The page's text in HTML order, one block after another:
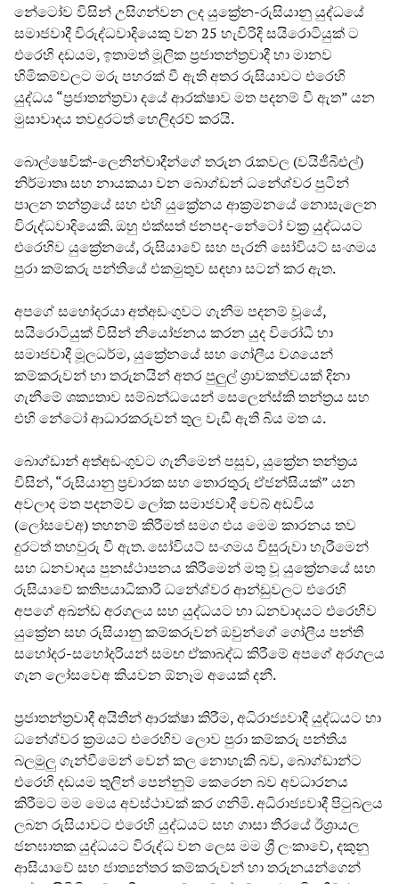
නේටෝව විසින් උසිගන්වන ලද යුක්‍රේන-රුසියානු යුද්ධයේ
සමාජවාදී විරුද්ධවාදියෙකු වන 25 හැවිරිදි සයිරොටියුක් ට
එරෙහි දඩයම, ඉතාමත් මූලික ප්‍රජාතන්ත්‍රවාදී හා මානව
හිමිකම්වලට මරු පහරක් වී ඇති අතර රුසියාවට එරෙහි
යුද්ධය “ප්‍රජාතන්ත්‍රවා දයේ ආරක්ෂාව මත පදනම් වී ඇත” යන
මුසාවාදය තවදුරටත් හෙලිදරව් කරයි.
බොල්ෂෙවික්-ලෙනින්වාදීන්ගේ තරුන රැකවල (වයිජීබීඑල්)
නිර්මාතෘ සහ නායකයා වන බොග්ඩන් ධනේශ්වර පුටින්
පාලන තන්ත්‍රයේ සහ එහි යුක්‍රේනය ආක්‍රමනයේ නොසැලෙන
විරුද්ධවාදියෙකි. ඔහු එක්සත් ජනපද-නේටෝ වක්‍ර යුද්ධයට
එරෙහිව යුක්‍රේනයේ, රුසියාවේ සහ පැරනි සෝවියට් සංගමය
පුරා කම්කරු පන්තියේ එකමුතුව සඳහා සටන් කර ඇත.
අපගේ සහෝදරයා අත්අඩංගුවට ගැනීම පදනම් වූයේ,
සයිරොටියුක් විසින් නියෝජනය කරන යුද විරෝධී හා
සමාජවාදී මූලධර්ම, යුක්‍රේනයේ සහ ගෝලීය වශයෙන්
කම්කරුවන් හා තරුනයින් අතර පුලුල් ශ්‍රාවකත්වයක් දිනා
ගැනීමේ ශක්‍යතාව සම්බන්ධයෙන් සෙලෙන්ස්කි තන්ත්‍රය සහ
එහි නේටෝ ආධාරකරුවන් තුල වැඩී ඇති බිය මත ය.
බොග්ඩාන් අත්අඩංගුවට ගැනීමෙන් පසුව, යුක්‍රේන තන්ත්‍රය
විසින්, “රුසියානු ප්‍රචාරක සහ තොරතුරු ඒජන්සියක්” යන
අවලාද මත පදනම්ව ලෝක සමාජවාදී වෙබ් අඩවිය
(ලෝසවෙඅ) තහනම් කිරීමත් සමග එය මෙම කාරනය තව
දුරටත් තහවුරු වී ඇත. සෝවියට් සංගමය විසුරුවා හැරීමෙන්
සහ ධනවාදය පුනස්ථාපනය කිරීමෙන් මතු වූ යුක්‍රේනයේ සහ
රුසියාවේ කතිපයාධිකාරී ධනේශ්වර ආන්ඩුවලට එරෙහි
අපගේ අඛන්ඩ අරගලය සහ යුද්ධයට හා ධනවාදයට එරෙහිව
යුක්‍රේන සහ රුසියානු කම්කරුවන් ඔවුන්ගේ ගෝලීය පන්ති
සහෝදර-සහෝදරියන් සමඟ ඒකාබද්ධ කිරීමේ අපගේ අරගලය
ගැන ලෝසවෙඅ කියවන ඕනෑම අයෙක් දනී.
ප්‍රජාතන්ත්‍රවාදී අයිතීන් ආරක්ෂා කිරීම, අධිරාජ්‍යවාදී යුද්ධයට හා
ධනේශ්වර ක්‍රමයට එරෙහිව ලොව පුරා කම්කරු පන්තිය
බලමුලු ගැන්වීමෙන් වෙන් කල නොහැකි බව, බොග්ඩාන්ට
එරෙහි දඩයම තුලින් පෙන්නුම් කෙරෙන බව අවධාරනය
කිරීමට මම මෙය අවස්ථාවක් කර ගනිමි. අධිරාජ්‍යවාදී පිටුබලය
ලබන රුසියාවට එරෙහි යුද්ධයට සහ ගාසා තීරයේ ඊශ්‍රායල
ජනඝාතක යුද්ධයට විරුද්ධ වන ලෙස මම ශ්‍රී ලංකාවේ, දකුනු
ආසියාවේ සහ ජාත්‍යන්තර කම්කරුවන් හා තරුනයන්ගෙන්